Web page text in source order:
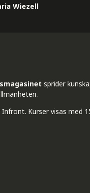
Wiezell
sprider
Kurser visas med